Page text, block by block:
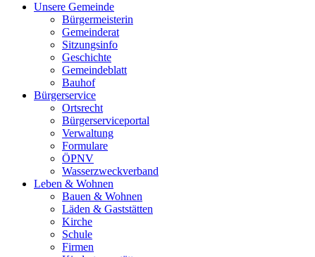
Unsere Gemeinde
Bürgermeisterin
Gemeinderat
Sitzungsinfo
Geschichte
Gemeindeblatt
Bauhof
Bürgerservice
Ortsrecht
Bürgerserviceportal
Verwaltung
Formulare
ÖPNV
Wasserzweckverband
Leben & Wohnen
Bauen & Wohnen
Läden & Gaststätten
Kirche
Schule
Firmen